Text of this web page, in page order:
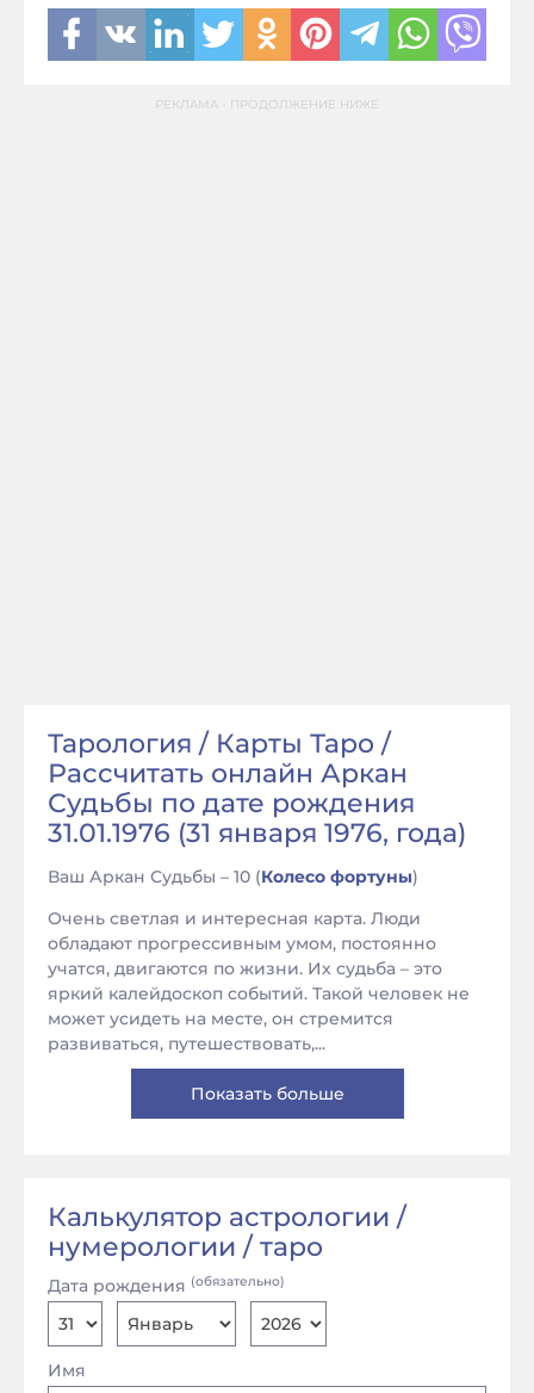
РЕКЛАМА - ПРОДОЛЖЕНИЕ НИЖЕ
Тарология / Карты Таро /
Рассчитать онлайн Аркан
Судьбы по дате рождения
31.01.1976 (31 января 1976, года)
Ваш Аркан Судьбы – 10 (Колесо фортуны)
Очень светлая и интересная карта. Люди
обладают прогрессивным умом, постоянно
учатся, двигаются по жизни. Их судьба – это
яркий калейдоскоп событий. Такой человек не
может усидеть на месте, он стремится
развиваться, путешествовать,...
Показать больше
Калькулятор астрологии /
нумерологии / таро
Имя
Дата рождения (обязательно)